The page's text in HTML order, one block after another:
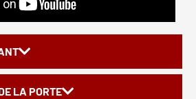
LA PORTE